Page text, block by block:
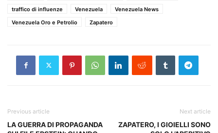
traffico di influenze
Venezuela
Venezuela News
Venezuela Oro e Petrolio
Zapatero
Previous article
LA GUERRA DI PROPAGANDA
Next article
ZAPATERO, I GIOIELLI SONO